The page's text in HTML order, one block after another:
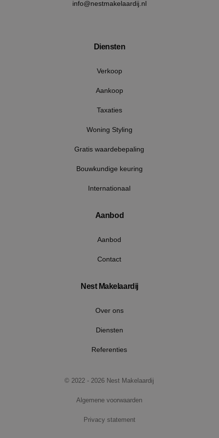
info@nestmakelaardij.nl
Diensten
Verkoop
Aankoop
Taxaties
Woning Styling
Gratis waardebepaling
Bouwkundige keuring
Internationaal
Aanbod
Aanbod
Contact
Nest Makelaardij
Over ons
Diensten
Referenties
© 2022 - 2026 Nest Makelaardij
Algemene voorwaarden
Privacy statement
www.nestmakelaardij.nl